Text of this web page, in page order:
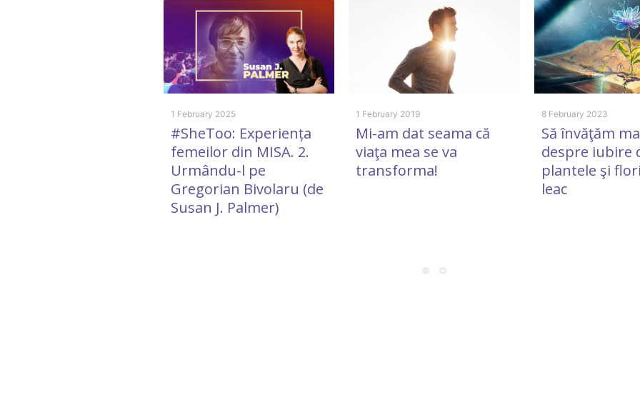
1 February 2025
#SheToo: Experiența
femeilor din MISA. 2.
Urmându-l pe
Gregorian Bivolaru (de
Susan J. Palmer)
1 February 2019
Mi-am dat seama că
viaţa mea se va
transforma!
8 February 2023
Să învăţăm
despre iubire
plantele şi
leac